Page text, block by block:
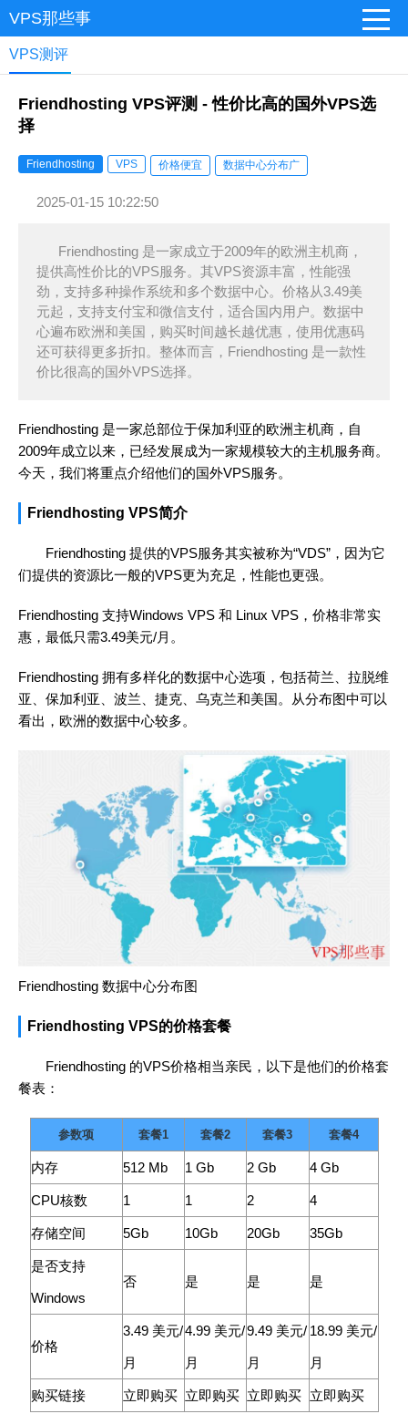
VPS那些事
VPS测评
Friendhosting VPS评测 - 性价比高的国外VPS选
择
Friendhosting VPS 价格便宜 数据中心分布广
2025-01-15 10:22:50
Friendhosting 是一家成立于2009年的欧洲主机商，
提供高性价比的VPS服务。其VPS资源丰富，性能强
劲，支持多种操作系统和多个数据中心。价格从3.49美
元起，支持支付宝和微信支付，适合国内用户。数据中
心遍布欧洲和美国，购买时间越长越优惠，使用优惠码
还可获得更多折扣。整体而言，Friendhosting 是一款性
价比很高的国外VPS选择。
Friendhosting 是一家总部位于保加利亚的欧洲主机商，自
2009年成立以来，已经发展成为一家规模较大的主机服务商。
今天，我们将重点介绍他们的国外VPS服务。
Friendhosting VPS简介
Friendhosting 提供的VPS服务其实被称为“VDS”，因为它
们提供的资源比一般的VPS更为充足，性能也更强。
Friendhosting 支持Windows VPS 和 Linux VPS，价格非常实
惠，最低只需3.49美元/月。
Friendhosting 拥有多样化的数据中心选项，包括荷兰、拉脱维
亚、保加利亚、波兰、捷克、乌克兰和美国。从分布图中可以
看出，欧洲的数据中心较多。
Friendhosting 数据中心分布图
Friendhosting VPS的价格套餐
Friendhosting 的VPS价格相当亲民，以下是他们的价格套
餐表：
参数项 套餐1 套餐2 套餐3 套餐4
内存 512 Mb 1 Gb 2 Gb 4 Gb
CPU核数 1 1 2 4
存储空间 5Gb 10Gb 20Gb 35Gb
是否支持
Windows
否 是 是 是
价格
3.49 美元/
月
4.99 美元/
月
9.49 美元/
月
18.99 美元/
月
购买链接 立即购买 立即购买 立即购买
立即购买